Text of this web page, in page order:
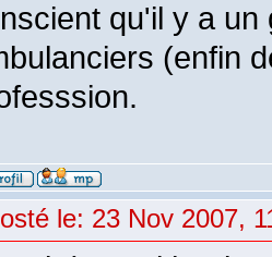
qu'il y a
(enfin
le: 23 Nov 2007,